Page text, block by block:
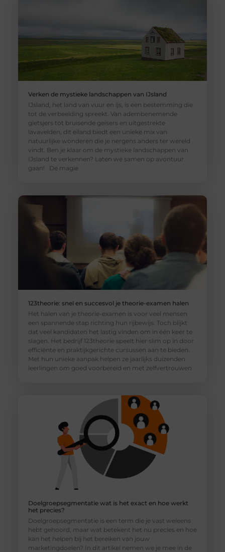
Verken de mystieke landschappen van IJsland
IJsland, het land van vuur en ijs, is een bestemming die
tot de verbeelding spreekt. Van adembenemende
gletsjers tot bruisende geisers en uitgestrekte
lavavelden, dit eiland biedt een unieke mix van
natuurlijke wonderen die je nergens anders ter wereld
vindt. Ben je klaar om de mystieke landschappen van
IJsland te verkennen? Laten we samen op avontuur
gaan! De magie
123theorie: snel en succesvol je theorie-examen halen
Het halen van je theorie-examen is voor veel mensen
een spannende stap richting hun rijbewijs. Toch blijkt
dat veel kandidaten het lastig vinden om in één keer te
slagen. Het bedrijf 123theorie speelt hier slim op in door
efficiënte en praktijkgerichte cursussen aan te bieden.
Met hun unieke aanpak helpen ze jaarlijks duizenden
leerlingen om goed voorbereid en met zelfvertrouwen
Doelgroepsegmentatie wat is het exact en hoe werkt
het precies?
Doelgroepsegmentatie is een term die je vast weleens
hebt gehoord, maar wat betekent het nu precies en hoe
kan het helpen bij het bereiken van jouw
marketingdoelen? In dit artikel nemen we je mee in de